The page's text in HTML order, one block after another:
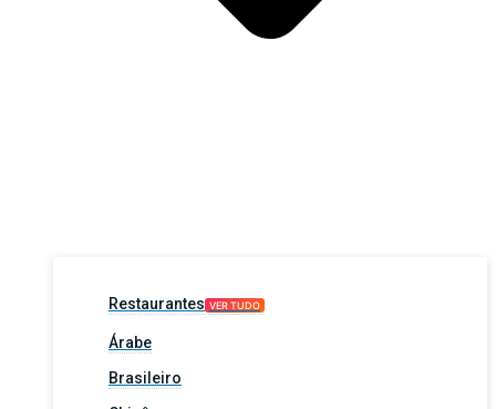
Restaurantes VER TUDO
Árabe
Brasileiro